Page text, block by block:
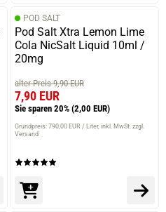
POD SALT
Pod Salt Xtra Lemon Lime
Cola NicSalt Liquid 10ml /
20mg
alter Preis 9,90 EUR
7,90 EUR
Sie sparen 20% (2,00 EUR)
Grundpreis: 790,00 EUR / Liter inkl. MwSt. zzgl.
Versand